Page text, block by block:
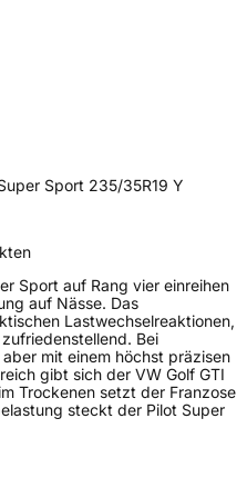
Sport 235/35R19 Y
Sport auf Rang vier einreihen
auf Nässe. Das
Lastwechselreaktionen,
Bei
mit einem höchst präzisen
gibt sich der VW Golf GTI
Trockenen setzt der Franzose
steckt der Pilot Super